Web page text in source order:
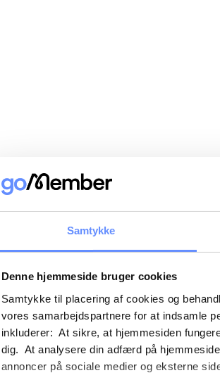
Samtykke
Denne hjemmeside bruger cookies
Samtykke til placering af cookies og
vores samarbejdspartnere for at indsamle
inkluderer: At sikre, at hjemmesiden
dig. At analysere din adfærd på
annoncer på sociale medier og eksterne